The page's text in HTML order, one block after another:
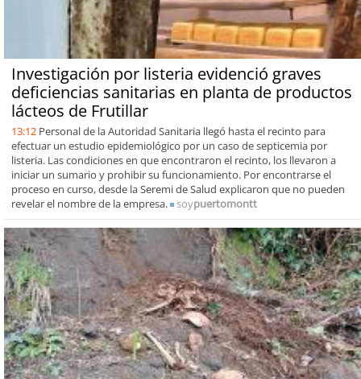
Investigación por listeria evidenció graves
deficiencias sanitarias en planta de productos
lácteos de Frutillar
13:12 Personal de la Autoridad Sanitaria llegó hasta el recinto para
efectuar un estudio epidemiológico por un caso de septicemia por
listeria. Las condiciones en que encontraron el recinto, los llevaron a
iniciar un sumario y prohibir su funcionamiento. Por encontrarse el
proceso en curso, desde la Seremi de Salud explicaron que no pueden
revelar el nombre de la empresa.
soypuertomontt